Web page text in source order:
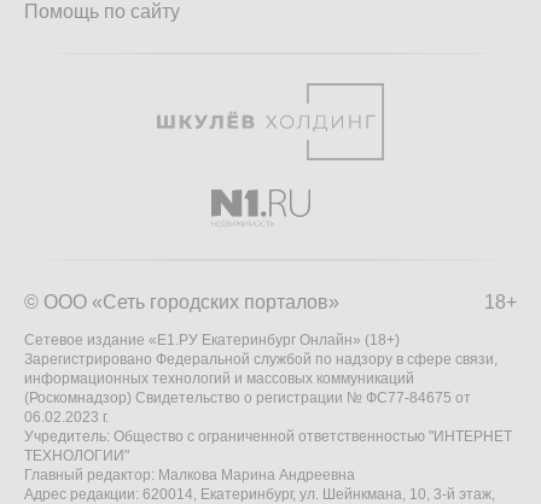
Помощь по сайту
18+
© ООО «Сеть городских порталов»
Сетевое издание «Е1.РУ Екатеринбург Онлайн» (18+)
Зарегистрировано Федеральной службой по надзору в сфере связи,
информационных технологий и массовых коммуникаций
(Роскомнадзор) Свидетельство о регистрации № ФС77-84675 от
06.02.2023 г.
Учредитель: Общество с ограниченной ответственностью "ИНТЕРНЕТ
ТЕХНОЛОГИИ"
Главный редактор: Малкова Марина Андреевна
Адрес редакции: 620014, Екатеринбург, ул. Шейнкмана, 10, 3-й этаж,